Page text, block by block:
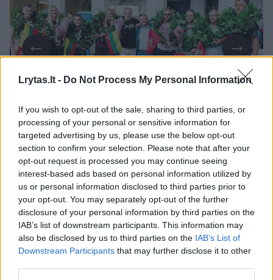
Lrytas.lt - Do Not Process My Personal Information
If you wish to opt-out of the sale, sharing to third parties, or
processing of your personal or sensitive information for
targeted advertising by us, please use the below opt-out
section to confirm your selection. Please note that after your
opt-out request is processed you may continue seeing
interest-based ads based on personal information utilized by
us or personal information disclosed to third parties prior to
your opt-out. You may separately opt-out of the further
disclosure of your personal information by third parties on the
IAB’s list of downstream participants. This information may
also be disclosed by us to third parties on the IAB’s List of
Downstream Participants that may further disclose it to other
Daugiau nuotraukų (4)
Tokią staigmeną suorganizavo Lietuvos
studentų krepšinio lygos (LSKL) prezidentas
Rimantas Cibauskas.
„Jau tapo gražia tradicija, kad, jums grįžus su
aukso medaliais, pasitinkame jus su ąžuolo
vainikais ir trispalvėmis. Per daugelį metų